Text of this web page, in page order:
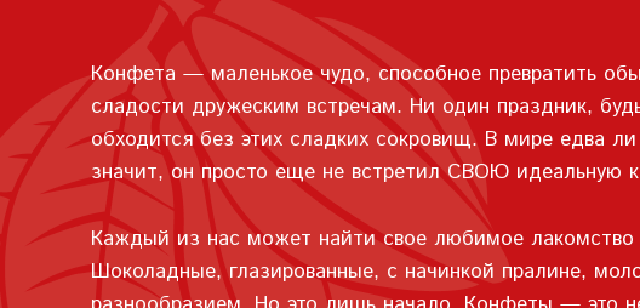
Конфета — маленькое чудо, способное превратить
сладости дружеским встречам. Ни один праздник,
обходится без этих сладких сокровищ. В мире едва
значит, он просто еще не встретил СВОЮ идеальную
Каждый из нас может найти свое любимое лакомство
Шоколадные, глазированные, с начинкой пралине,